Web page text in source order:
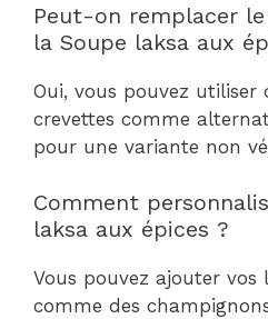
Peut-on remplacer
la Soupe laksa aux
Oui, vous pouvez utiliser
crevettes comme
pour une variante non
Comment
laksa aux épices ?
Vous pouvez ajouter vos
comme des